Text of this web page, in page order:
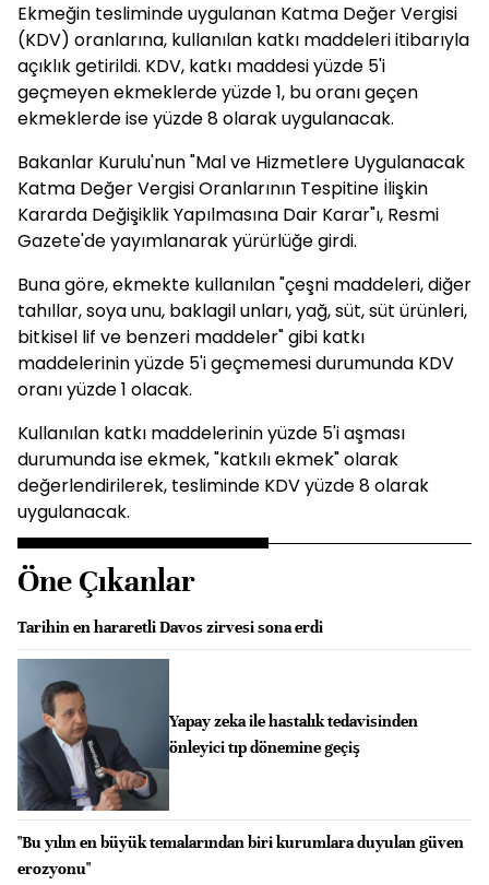
Ekmeğin tesliminde uygulanan Katma Değer Vergisi
(KDV) oranlarına, kullanılan katkı maddeleri itibarıyla
açıklık getirildi. KDV, katkı maddesi yüzde 5'i
geçmeyen ekmeklerde yüzde 1, bu oranı geçen
ekmeklerde ise yüzde 8 olarak uygulanacak.
Bakanlar Kurulu'nun "Mal ve Hizmetlere Uygulanacak
Katma Değer Vergisi Oranlarının Tespitine İlişkin
Kararda Değişiklik Yapılmasına Dair Karar"ı, Resmi
Gazete'de yayımlanarak yürürlüğe girdi.
Buna göre, ekmekte kullanılan "çeşni maddeleri, diğer
tahıllar, soya unu, baklagil unları, yağ, süt, süt ürünleri,
bitkisel lif ve benzeri maddeler" gibi katkı
maddelerinin yüzde 5'i geçmemesi durumunda KDV
oranı yüzde 1 olacak.
Kullanılan katkı maddelerinin yüzde 5'i aşması
durumunda ise ekmek, "katkılı ekmek" olarak
değerlendirilerek, tesliminde KDV yüzde 8 olarak
uygulanacak.
Öne Çıkanlar
Tarihin en hararetli Davos zirvesi sona erdi
Yapay zeka ile hastalık tedavisinden
önleyici tıp dönemine geçiş
"Bu yılın en büyük temalarından biri kurumlara duyulan güven
erozyonu"